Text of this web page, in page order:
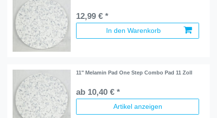
12,99 € *
In den Warenkorb
11" Melamin Pad One Step Combo Pad 11 Zoll
ab 10,40 € *
Artikel anzeigen